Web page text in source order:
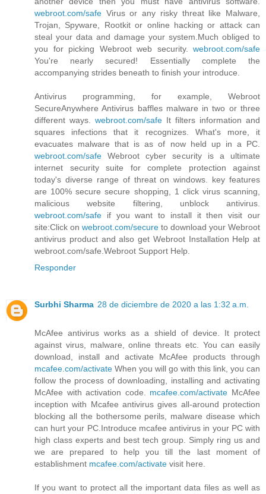
webroot.com/safe Virus or any risky threat like Malware,
Trojan, Spyware, Rootkit or online hacking or attack can
steal your data and damage your system.Much obliged to
you for picking Webroot web security. webroot.com/safe
You're nearly secured! Essentially complete the
accompanying strides beneath to finish your introduce.
Antivirus programming, for example, Webroot
SecureAnywhere Antivirus baffles malware in two or three
different ways. webroot.com/safe It filters information and
squares infections that it recognizes. What's more, it
evacuates malware that is as of now held up in a PC.
webroot.com/safe Webroot cyber security is a ultimate
internet security suite for complete protection against
today's diverse range of threat on windows. key features
are 100% secure secure shopping, 1 click virus scanning,
malicious website filtering, unblock antivirus.
webroot.com/safe if you want to install it then visit our
site:Click on webroot.com/secure to download your Webroot
antivirus product and also get Webroot Installation Help at
webroot.com/safe.Webroot Support Help.
Responder
Surbhi Sharma 28 de diciembre de 2020 a las 1:32 a.m.
McAfee antivirus works as a shield of device. It protect
against virus, malware, online threats etc. You can easily
download, install and activate McAfee products through
mcafee.com/activate When you will go with this link, you can
follow the process of downloading, installing and activating
McAfee with activation code. mcafee.com/activate McAfee
inception with Mcafee antivirus gives all-around protection
blocking all the bothersome perils, malware disease which
can hurt your PC.Introduce mcafee antivirus in your PC with
high class experts and best tech group. Simply ring us and
we are prepared to help you till the last moment of
establishment mcafee.com/activate visit here.
If you want to protect all the important data files as well as